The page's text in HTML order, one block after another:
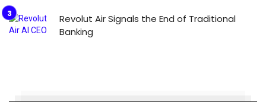
Revolut Air Signals the End of Traditional
Banking